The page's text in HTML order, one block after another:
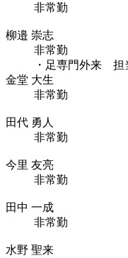
非常勤
柳邉 崇志
非常勤
・足専門外来
金堂 大生
非常勤
田代 勇人
非常勤
今里 友亮
非常勤
田中 一成
非常勤
水野 聖来